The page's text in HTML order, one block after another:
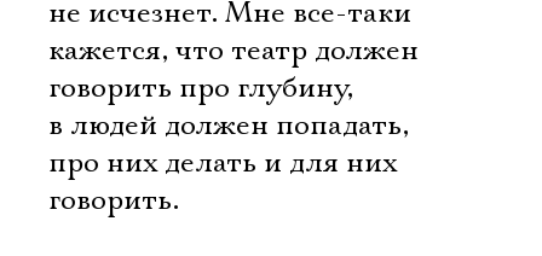
не исчезнет. Мне все-таки
кажется, что театр должен
говорить про глубину,
в людей должен попадать,
про них делать и для них
говорить.